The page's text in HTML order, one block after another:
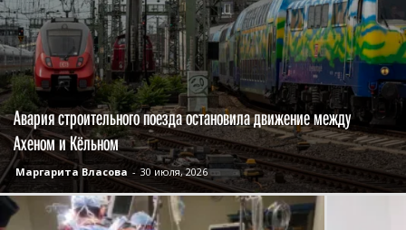
Авария строительного поезда остановила движение между
Ахеном и Кёльном
Маргарита Власова - 30 июля, 2026